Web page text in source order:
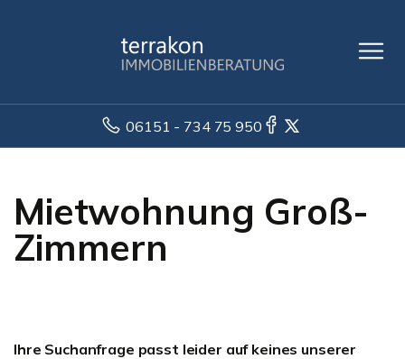
06151 - 734 75 950
Mietwohnung Groß-
Zimmern
Ihre Suchanfrage passt leider auf keines unserer